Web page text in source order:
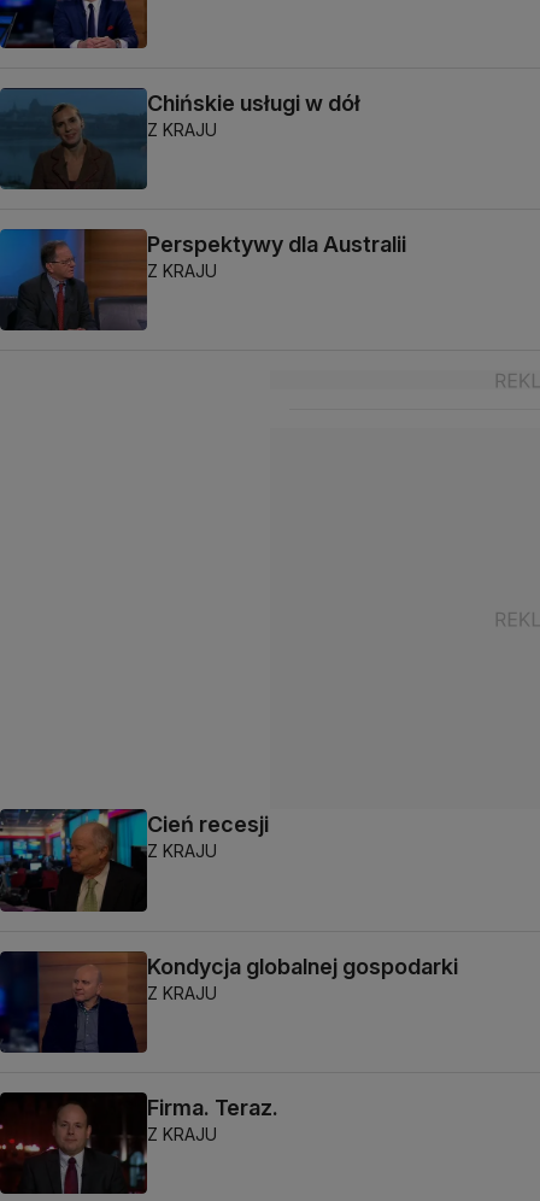
Chińskie usługi w dół
Z KRAJU
Perspektywy dla Australii
Z KRAJU
Cień recesji
Z KRAJU
Kondycja globalnej gospodarki
Z KRAJU
Firma. Teraz.
Z KRAJU